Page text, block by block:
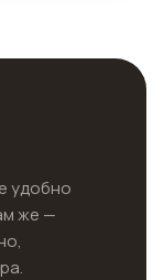
удобно
же —